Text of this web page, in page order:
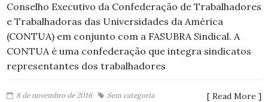
Conselho Executivo da Confederação de Trabalhadores
e Trabalhadoras das Universidades da América
(CONTUA) em conjunto com a FASUBRA Sindical. A
CONTUA é uma confederação que integra sindicatos
representantes dos trabalhadores
8 de novembro de 2016 Sem categoria [ Read More ]